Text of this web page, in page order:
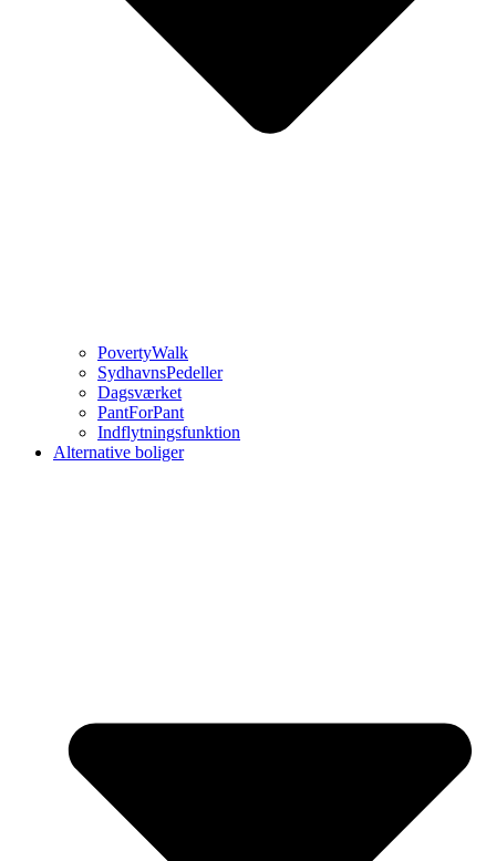
PovertyWalk
SydhavnsPedeller
Dagsværket
PantForPant
Indflytningsfunktion
Alternative boliger